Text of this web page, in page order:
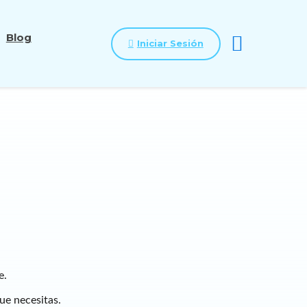
Blog Iniciar Sesión
necesitas.